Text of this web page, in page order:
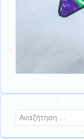
Αναζήτηση